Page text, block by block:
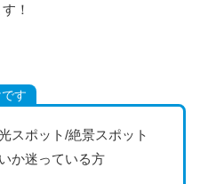
！
す
スポット/絶景スポット
か迷っている方